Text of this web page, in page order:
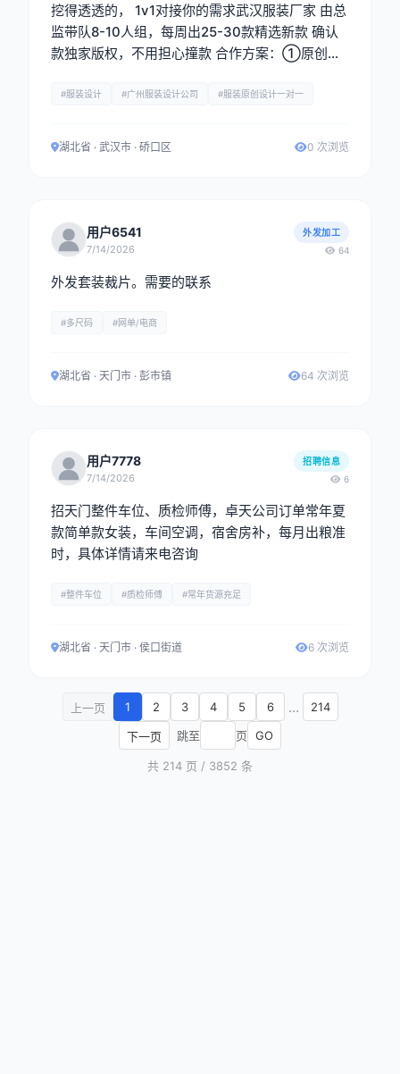
挖得透透的， 1v1对接你的需求武汉服装厂家 由总
监带队8-10人组，每周出25-30款精选新款 确认
款独家版权，不用担心撞款 合作方案：①原创设
#服装设计 #广州服装设计公司 #服装原创设计一对一
湖北省 · 武汉市 · 硚口区 0 次浏览
用户6541
7/14/2026
外发加工
64
外发套装裁片。需要的联系
#多尺码 #网单/电商
湖北省 · 天门市 · 彭市镇 64 次浏览
用户7778
7/14/2026
招聘信息
6
招天门整件车位、质检师傅，卓天公司订单常年夏
款简单款女装，车间空调，宿舍房补，每月出粮准
时，具体详情请来电咨询
#整件车位 #质检师傅 #常年货源充足
湖北省 · 天门市 · 侯口街道 6 次浏览
上一页 1 2 3 4 5 6 ... 214
下一页 跳至 页 GO
共 214 页 / 3852 条